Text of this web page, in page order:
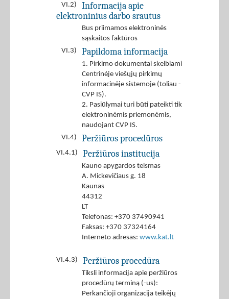
VI.2)
Informacija apie
elektroninius darbo srautus
Bus priimamos elektroninės
sąskaitos faktūros
VI.3)
Papildoma informacija
1. Pirkimo dokumentai skelbiami
Centrinėje viešųjų pirkimų
informacinėje sistemoje (toliau -
CVP IS).
2. Pasiūlymai turi būti pateikti tik
elektroninėmis priemonėmis,
naudojant CVP IS.
VI.4)
Peržiūros procedūros
VI.4.1) Peržiūros institucija
Kauno apygardos teismas
A. Mickevičiaus g. 18
Kaunas
44312
LT
Telefonas: +370 37490941
Faksas: +370 37324164
Interneto adresas: www.kat.lt
VI.4.3) Peržiūros procedūra
Tiksli informacija apie peržiūros
procedūrų terminą (-us):
Perkančioji organizacija teikėjų